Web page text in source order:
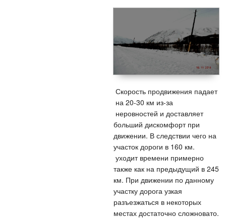
Скорость продвижения падает
на 20-30 км из-за
неровностей и доставляет
больший дискомфорт при
движении. В следствии чего на
участок дороги в 160 км.
уходит времени примерно
также как на предыдущий в 245
км. При движении по данному
участку дорога узкая
разъезжаться в некоторых
местах достаточно сложновато.